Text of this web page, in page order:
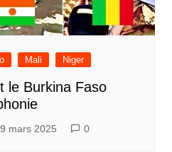
Mali Niger
le Burkina Faso
mars 2025 0